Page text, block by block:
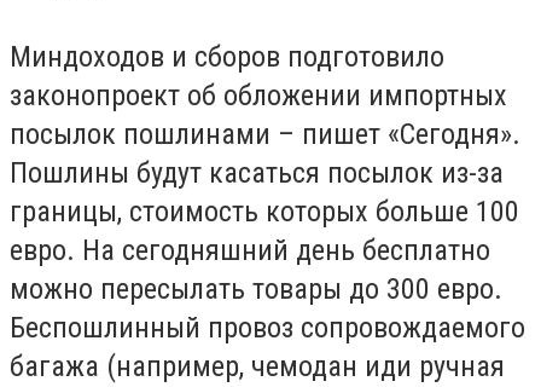
Миндоходов и сборов подготовило
законопроект об обложении импортных
посылок пошлинами – пишет «Сегодня».
Пошлины будут касаться посылок из-за
границы, стоимость которых больше 100
евро. На сегодняшний день бесплатно
можно пересылать товары до 300 евро.
Беспошлинный провоз сопровождаемого
багажа (например, чемодан иди ручная